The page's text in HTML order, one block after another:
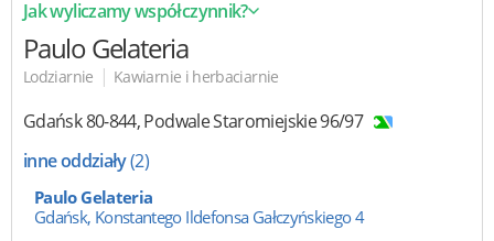
Jak wyliczamy współczynnik?
Paulo Gelateria
Lodziarnie | Kawiarnie i herbaciarnie
Gdańsk80-844,Podwale Staromiejskie 96/97
inne oddziały(2)
Paulo Gelateria
Gdańsk, Konstantego Ildefonsa Gałczyńskiego 4